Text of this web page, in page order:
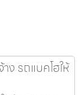
ง รถแบคโฮให้